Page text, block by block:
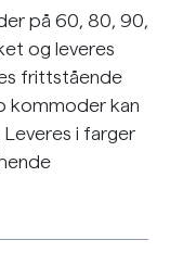
på 60, 80, 90,
og leveres
frittstående
kommoder kan
i farger